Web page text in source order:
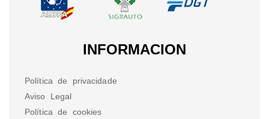
INFORMACION
Política de privacidade
Aviso Legal
Política de cookies